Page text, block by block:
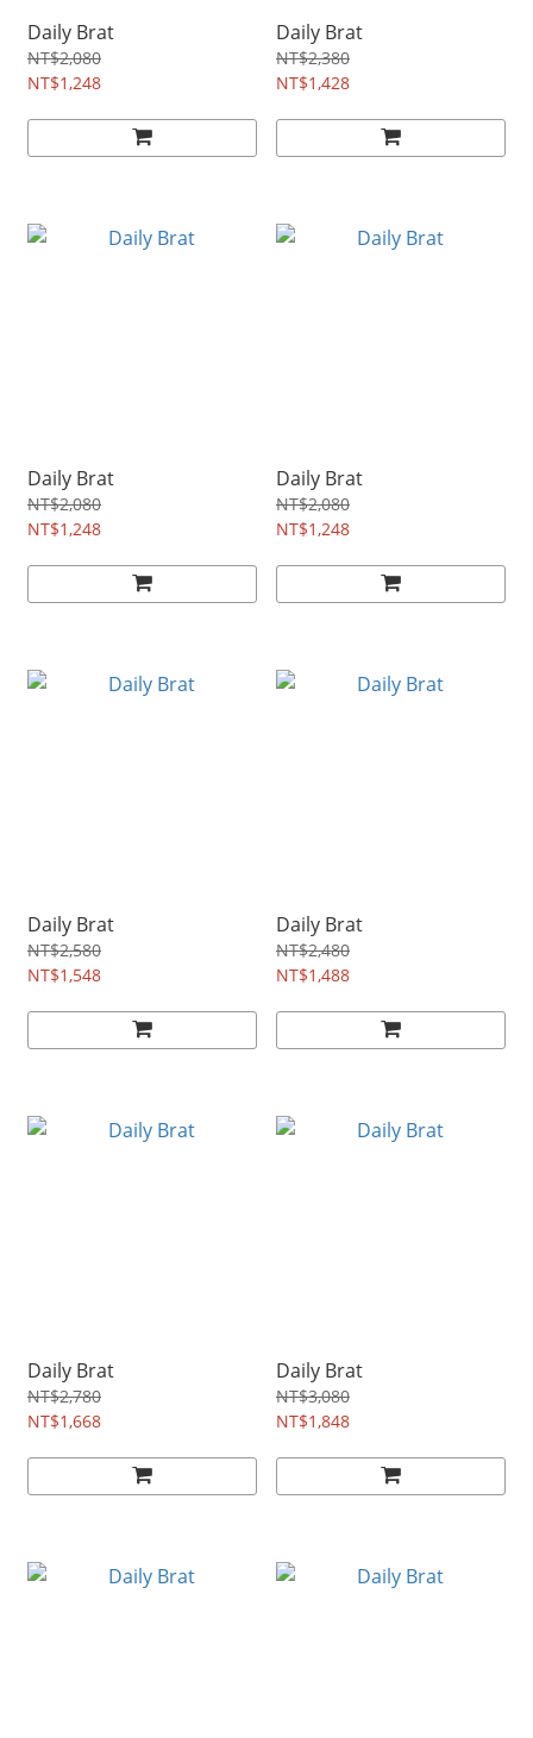
Daily Brat
NT$2,080
NT$1,248
Daily Brat
NT$2,380
NT$1,428
Daily Brat
NT$2,080
NT$1,248
Daily Brat
NT$2,080
NT$1,248
Daily Brat
NT$2,580
NT$1,548
Daily Brat
NT$2,480
NT$1,488
Daily Brat
NT$2,780
NT$1,668
Daily Brat
NT$3,080
NT$1,848